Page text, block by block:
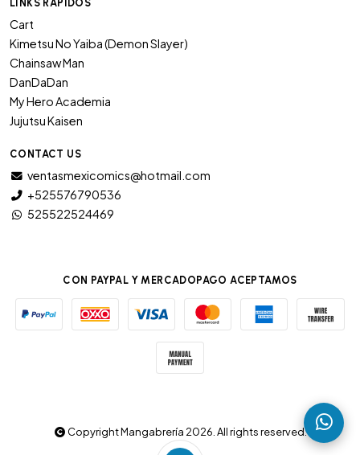
LINKS RÁPIDOS
Cart
Kimetsu No Yaiba (Demon Slayer)
Chainsaw Man
DanDaDan
My Hero Academia
Jujutsu Kaisen
CONTACT US
ventasmexicomics@hotmail.com
+525576790536
525522524469
CON PAYPAL Y MERCADOPAGO ACEPTAMOS
Copyright Mangabrería 2026. All rights reserved.